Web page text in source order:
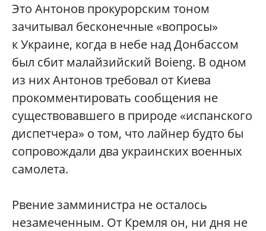
Это Антонов прокурорским тоном
зачитывал бесконечные «вопросы»
к Украине, когда в небе над Донбассом
был сбит малайзийский Boieng. В одном
из них Антонов требовал от Киева
прокомментировать сообщения не
существовавшего в природе «испанского
диспетчера» о том, что лайнер будто бы
сопровождали два украинских военных
самолета.
Рвение замминистра не осталось
незамеченным. От Кремля он, ни дня не